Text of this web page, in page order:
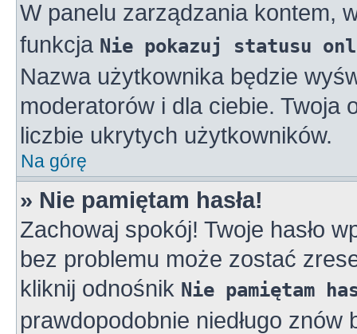
W panelu zarządzania kontem,
funkcja Nie pokazuj statusu
Nazwa użytkownika będzie
moderatorów i dla ciebie. Twoja
liczbie ukrytych użytkowników.
Na górę
» Nie pamiętam hasła!
Zachowaj spokój! Twoje hasło
bez problemu może zostać
kliknij odnośnik Nie pamiętam
prawdopodobnie niedługo